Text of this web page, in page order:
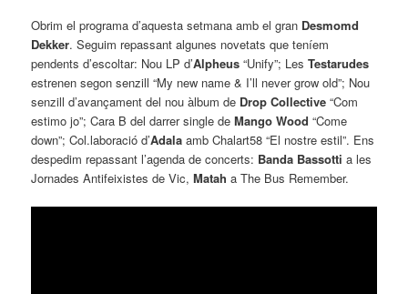
Obrim el programa d’aquesta setmana amb el gran Desmomd
Dekker. Seguim repassant algunes novetats que teníem
pendents d’escoltar: Nou LP d’Alpheus “Unify”; LesTestarudes
estrenen segon senzill “My new name & I’ll never grow old”; Nou
senzill d’avançament del nou àlbum de Drop Collective “Com
estimo jo”; Cara B del darrer single deMango Wood “Come
down”; Col.laboració d’Adala amb Chalart58 “El nostre estil”. Ens
despedim repassant l’agenda de concerts: Banda Bassotti a les
Jornades Antifeixistes de Vic,Matah a The Bus Remember.